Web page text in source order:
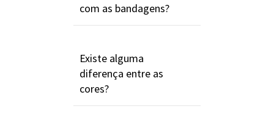
com as bandagens?
Existe alguma
diferença entre as
cores?